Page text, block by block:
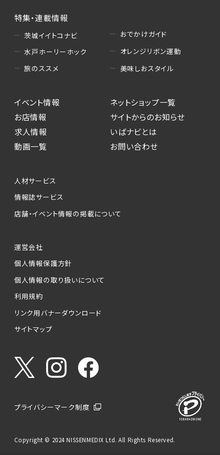
特集・連載情報
茨城イイトコナビ
水戸ホーリーホック
旅のススメ
おでかけガイド
オレンジリボン運動
美味しおスタイル
イベント情報
お店情報
求人情報
動画一覧
ネットショップ一覧
サイトからのお知らせ
いばナビとは
お問い合わせ
人材サービス
情報誌サービス
店舗・イベント情報の掲載について
運営会社
個人情報保護方針
個人情報の取り扱いについて
利用規約
リンク用バナーダウンロード
サイトマップ
プライバシーマーク制度
Copyright © 2024 NISSENMEDIX Ltd. All Rights Reserved.